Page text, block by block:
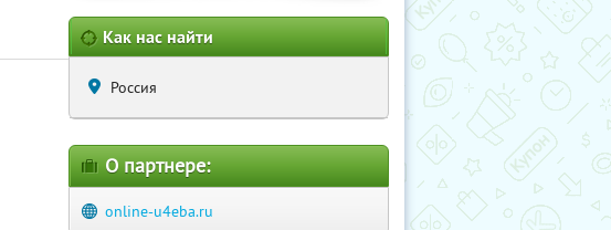
Как нас найти
Россия
О партнере:
online-u4eba.ru